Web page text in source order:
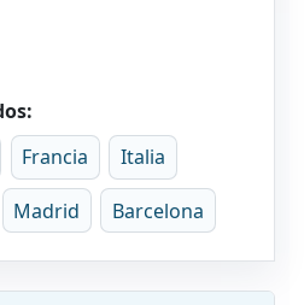
Francia Italia
Madrid Barcelona